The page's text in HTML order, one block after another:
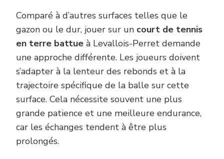
Comparé à d’autres surfaces telles que le
gazon ou le dur, jouer sur un court de tennis
en terre battue à Levallois-Perret demande
une approche différente. Les joueurs doivent
s’adapter à la lenteur des rebonds et à la
trajectoire spécifique de la balle sur cette
surface. Cela nécessite souvent une plus
grande patience et une meilleure endurance,
car les échanges tendent à être plus
prolongés.